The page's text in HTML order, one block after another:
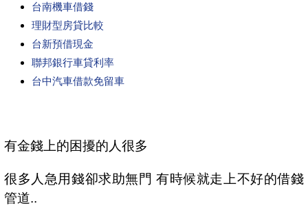
台南機車借錢
理財型房貸比較
台新預借現金
聯邦銀行車貸利率
台中汽車借款免留車
有金錢上的困擾的人很多
很多人急用錢卻求助無門 有時候就走上不好的借錢
管道..